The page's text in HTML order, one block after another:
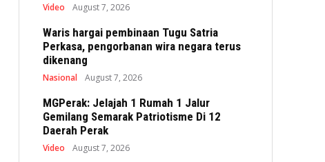
Video August 7, 2026
Waris hargai pembinaan Tugu Satria
Perkasa, pengorbanan wira negara terus
dikenang
Nasional August 7, 2026
MGPerak: Jelajah 1 Rumah 1 Jalur
Gemilang Semarak Patriotisme Di 12
Daerah Perak
Video August 7, 2026